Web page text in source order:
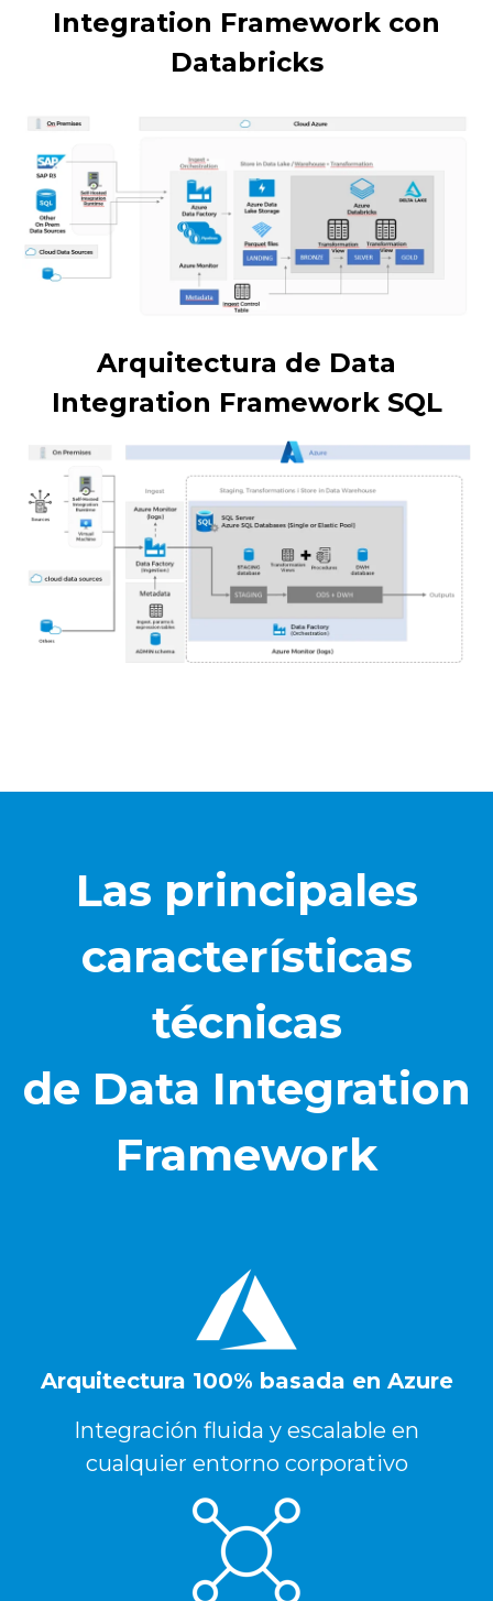
Integration Framework con
Databricks
Arquitectura de Data
Integration Framework SQL
Las principales
características
técnicas
de Data Integration
Framework
Arquitectura 100% basada en Azure
Integración fluida y escalable en
cualquier entorno corporativo